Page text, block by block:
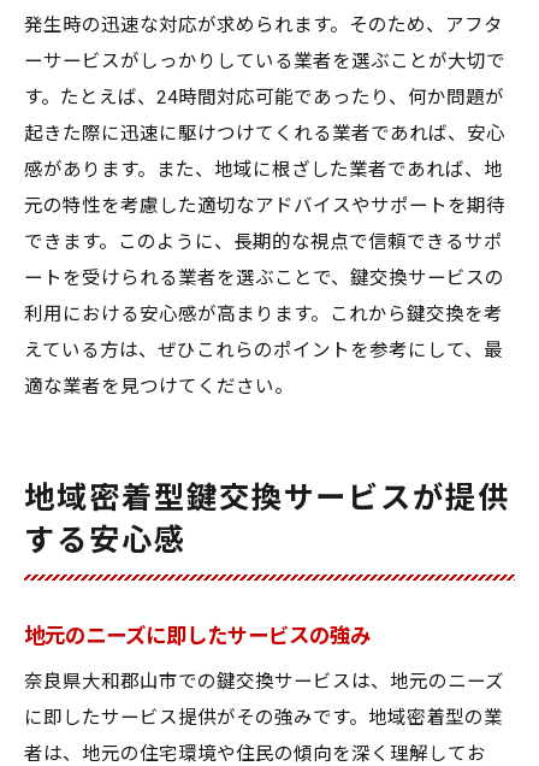
発生時の迅速な対応が求められます。そのため、アフタ
ーサービスがしっかりしている業者を選ぶことが大切で
す。たとえば、24時間対応可能であったり、何か問題が
起きた際に迅速に駆けつけてくれる業者であれば、安心
感があります。また、地域に根ざした業者であれば、地
元の特性を考慮した適切なアドバイスやサポートを期待
できます。このように、長期的な視点で信頼できるサポ
ートを受けられる業者を選ぶことで、鍵交換サービスの
利用における安心感が高まります。これから鍵交換を考
えている方は、ぜひこれらのポイントを参考にして、最
適な業者を見つけてください。
地域密着型鍵交換サービスが提供
する安心感
地元のニーズに即したサービスの強み
奈良県大和郡山市での鍵交換サービスは、地元のニーズ
に即したサービス提供がその強みです。地域密着型の業
者は、地元の住宅環境や住民の傾向を深く理解してお